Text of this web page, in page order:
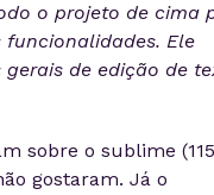
o projeto de cima
Ele
de edição de
sobre o sublime
gostaram. Já o